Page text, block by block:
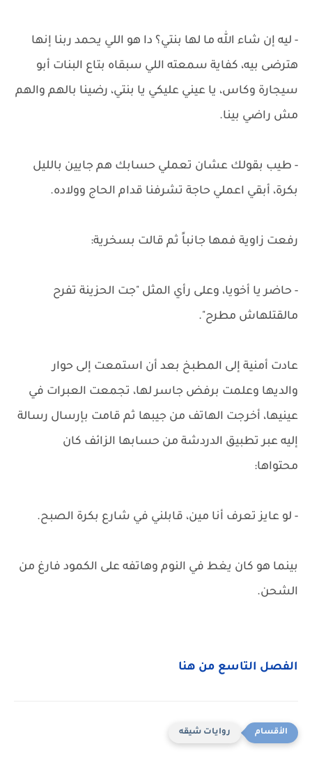
- ليه إن شاء الله ما لها بنتي؟ دا هو اللي يحمد ربنا إنها
هترضى بيه، كفاية سمعته اللي سبقاه بتاع البنات أبو
سيجارة وكاس، يا عيني عليكي يا بنتي، رضينا بالهم والهم
مش راضي بينا.
- طيب بقولك عشان تعملي حسابك هم جايين بالليل
بكرة، أبقي اعملي حاجة تشرفنا قدام الحاج وولاده.
رفعت زاوية فمها جانباً ثم قالت بسخرية:
- حاضر يا أخويا، وعلى رأي المثل "جت الحزينة تفرح
مالقتلهاش مطرح".
عادت أمنية إلى المطبخ بعد أن استمعت إلى حوار
والديها وعلمت برفض جاسر لها، تجمعت العبرات في
عينيها، أخرجت الهاتف من جيبها ثم قامت بإرسال رسالة
إليه عبر تطبيق الدردشة من حسابها الزائف كان
محتواها:
- لو عايز تعرف أنا مين، قابلني في شارع بكرة الصبح.
بينما هو كان يغط في النوم وهاتفه على الكمود فارغ من
الشحن.
الفصل التاسع من هنا
روايات شيقه